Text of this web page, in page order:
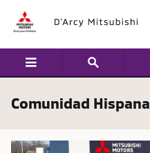
Comunidad Hispana